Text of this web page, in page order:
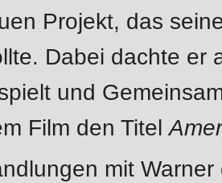
Projekt, das
Dabei dachte er
und
Film den Titel
mit